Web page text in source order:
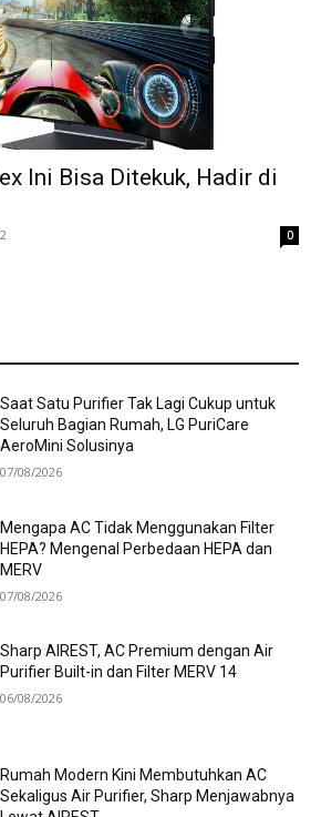
Ini Bisa Ditekuk, Hadir di
0
Saat Satu Purifier Tak Lagi Cukup untuk
Seluruh Bagian Rumah, LG PuriCare
AeroMini Solusinya
07/08/2026
Mengapa AC Tidak Menggunakan Filter
HEPA? Mengenal Perbedaan HEPA dan
MERV
07/08/2026
Sharp AIREST, AC Premium dengan Air
Purifier Built-in dan Filter MERV 14
06/08/2026
Rumah Modern Kini Membutuhkan AC
Sekaligus Air Purifier, Sharp Menjawabnya